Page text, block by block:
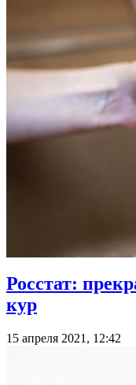
Росстат:
кур
15 апреля 2021, 12:42